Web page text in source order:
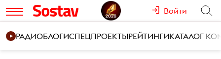
Войти
РАДИОБЛОГИСПЕЦПРОЕКТЫРЕЙТИНГИКАТАЛОГ